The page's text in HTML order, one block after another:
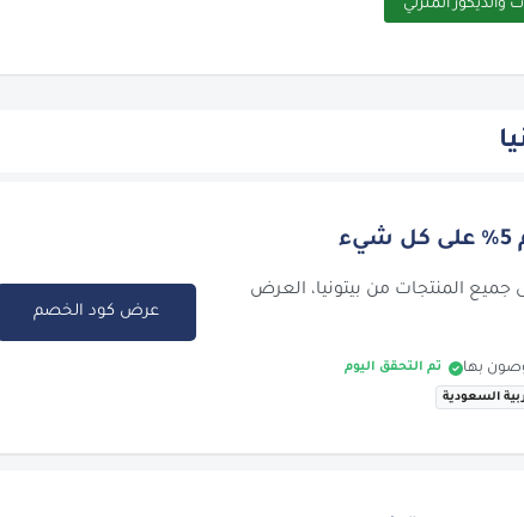
والديكور المنزلي
بخصم 5٪ على جميع المنتجات من بيتونيا، العرض
تم التحقق اليوم
السعودية
عرض كود الخصم